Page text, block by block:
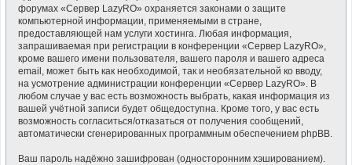
форумах «Сервер LazyRO» охраняется законами о защите
компьютерной информации, применяемыми в стране,
предоставляющей нам услуги хостинга. Любая информация,
запрашиваемая при регистрации в конференции «Сервер LazyRO»,
кроме вашего имени пользователя, вашего пароля и вашего адреса
email, может быть как необходимой, так и необязательной ко вводу,
на усмотрение администрации конференции «Сервер LazyRO». В
любом случае у вас есть возможность выбрать, какая информация из
вашей учётной записи будет общедоступна. Кроме того, у вас есть
возможность согласиться/отказаться от получения сообщений,
автоматически сгенерированных программным обеспечением phpBB.
Ваш пароль надёжно зашифрован (односторонним хэшированием).